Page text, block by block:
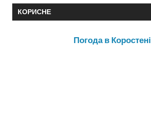
КОРИСНЕ
Погода в Коростені